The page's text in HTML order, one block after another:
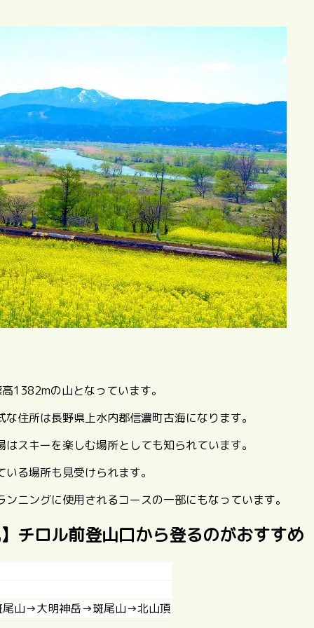
1382mの山となっています。
住所は長野県上水内郡信濃町古海になります。
スキーを楽しむ場所としても知られています。
る場所も見受けられます。
ニングに使用されるコースの一部にもなっています。
チロル前登山口から登るのがおすすめ
山→大明神岳→斑尾山→北山頂